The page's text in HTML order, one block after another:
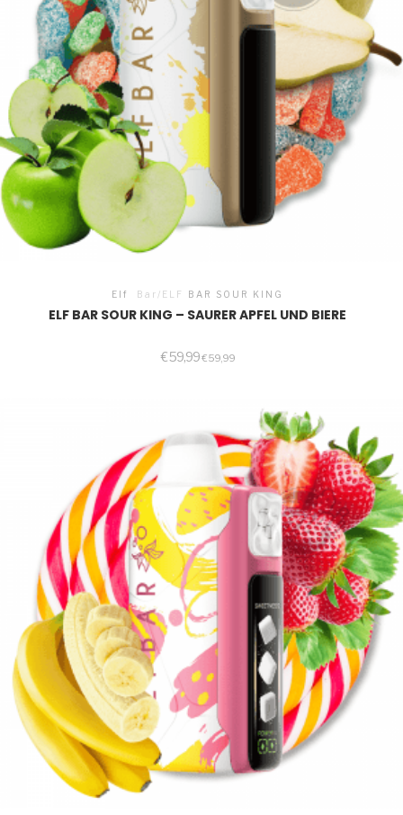
Elf Bar/ELF BAR SOUR KING
ELF BAR SOUR KING – SAURER APFEL UND BIERE
€59,99€59,99